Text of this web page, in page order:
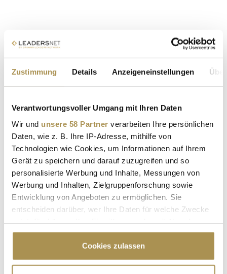
Zustimmung Details Anzeigeneinstellungen
Verantwortungsvoller Umgang mit Ihren Daten
Wir und unsere 58 Partner verarbeiten Ihre persönlichen
Daten, wie z. B. Ihre IP-Adresse, mithilfe von
Technologien wie Cookies, um Informationen auf Ihrem
Gerät zu speichern und darauf zuzugreifen und so
personalisierte Werbung und Inhalte, Messungen von
Werbung und Inhalten, Zielgruppenforschung sowie
Entwicklung von Angeboten zu ermöglichen. Sie
entscheiden darüber, wer Ihre Daten für welche Zwecke
Cookie-Erklärung oder durch Klicken auf das Privacy
Trigger Symbol ändern oder widerrufen
Cookies zulassen